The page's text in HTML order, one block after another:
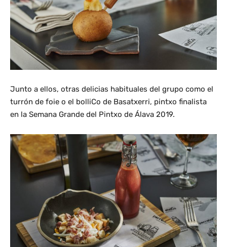
Junto a ellos, otras delicias habituales del grupo como el
turrón de foie o el bolliCo de Basatxerri, pintxo finalista
en la Semana Grande del Pintxo de Álava 2019.